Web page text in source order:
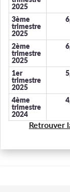
2025
3ème
trimestre
2025
2ème
trimestre
2025
1er
trimestre
2025
4ème
trimestre
2024
Retrouver